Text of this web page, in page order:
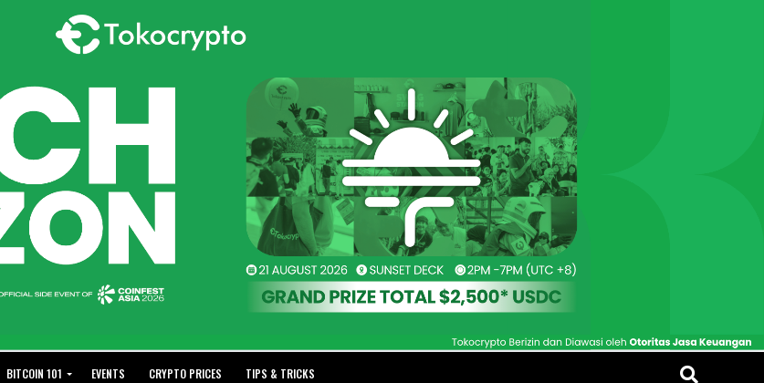
BITCOIN 101 EVENTS CRYPTO PRICES TIPS & TRICKS